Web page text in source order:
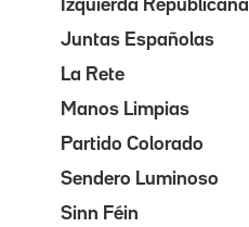
Izquierda Republicana
Juntas Españolas
La Rete
Manos Limpias
Partido Colorado
Sendero Luminoso
Sinn Féin